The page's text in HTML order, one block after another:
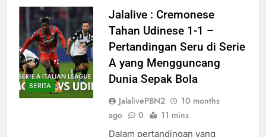
BERITA
Jalalive : Cremonese
Tahan Udinese 1-1 –
Pertandingan Seru di Serie
A yang Mengguncang
Dunia Sepak Bola
JalalivePBN2
10 months
ago
0 11 mins
Dalam pertandingan yang